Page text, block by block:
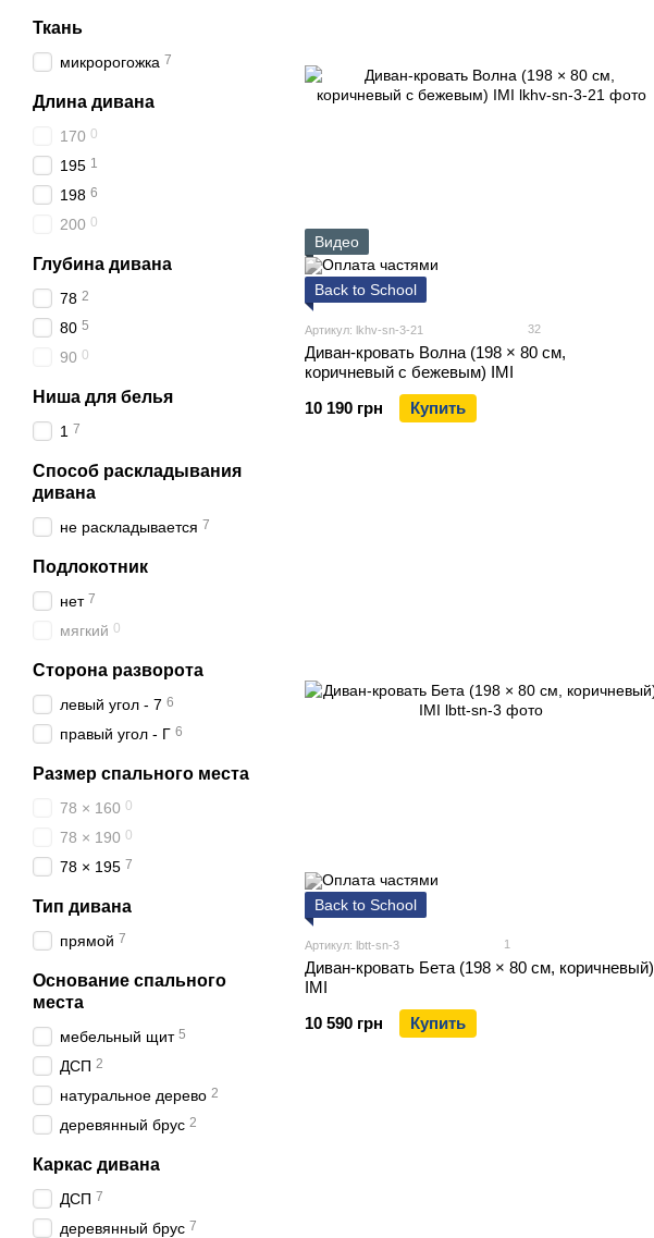
Видео
Back to School
Артикул: lkhv-sn-3-21 32
Диван-кровать Волна (198 × 80 см,
коричневый с бежевым) IMI
10 190 грн
Купить
Back to School
Артикул: lbtt-sn-3 1
Диван-кровать Бета (198 × 80 см, коричневый)
IMI
10 590 грн
Купить
Ткань
микророгожка 7
Длина дивана
170 0
195 1
198 6
200 0
Глубина дивана
78 2
80 5
90 0
Ниша для белья
1 7
Способ раскладывания
дивана
не раскладывается 7
Подлокотник
нет 7
мягкий 0
Сторона разворота
левый угол - 7 6
правый угол - Г 6
Размер спального места
78 × 160 0
78 × 190 0
78 × 195 7
Тип дивана
прямой 7
Основание спального
места
мебельный щит 5
ДСП 2
натуральное дерево 2
деревянный брус 2
Каркас дивана
ДСП 7
деревянный брус 7